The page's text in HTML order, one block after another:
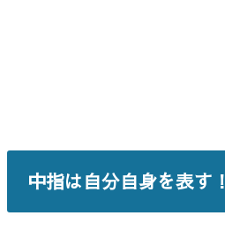
中指は自分自身を表す！